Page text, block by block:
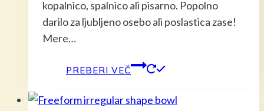
kopalnico, spalnico ali pisarno. Popolno
darilo za ljubljeno osebo ali poslastica zase!
Mere…
PREBERI VEČ